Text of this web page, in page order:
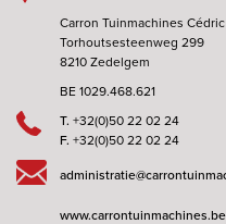
Carron Tuinmachines
Torhoutsesteenweg 299
8210 Zedelgem
BE 1029.468.621
T. +32(0)50 22 02 24
F. +32(0)50 22 02 24
www.carrontuinmachines.be